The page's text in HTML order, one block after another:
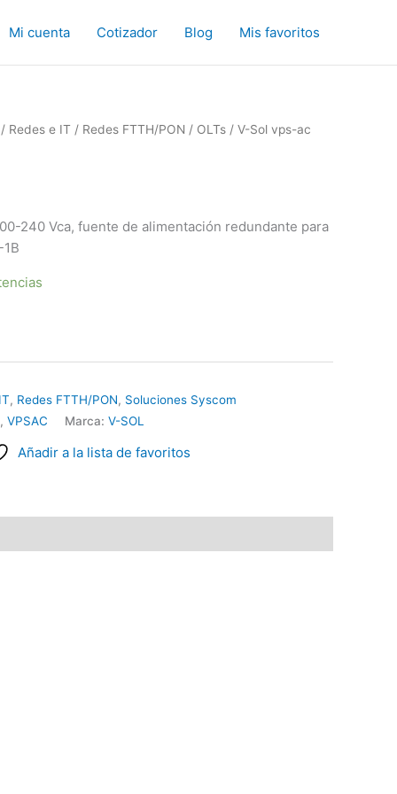
Mi cuenta Cotizador Blog Mis favoritos
Redes e IT / Redes FTTH/PON / OLTs / V-Sol vps-ac
240 Vca, fuente de alimentación redundante para
, Redes FTTH/PON, Soluciones Syscom
, VPSAC Marca: V-SOL
Añadir a la lista de favoritos